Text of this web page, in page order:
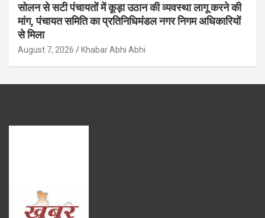
सोलन से सटी पंचायतों में कूड़ा उठान की व्यवस्था लागू करने की
मांग, पंचायत समिति का प्रतिनिधिमंडल नगर निगम अधिकारियों
से मिला
August 7, 2026 Khabar Abhi Abhi